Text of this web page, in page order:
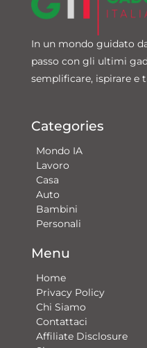
In un mondo guidato
passo con gli ultimi
semplificare, ispirare e
Categories
Mondo IA
Lavoro
Casa
Auto
Bambini
Personali
Menu
Home
Privacy Policy
Chi Siamo
Contattaci​
Affiliate Disclosure